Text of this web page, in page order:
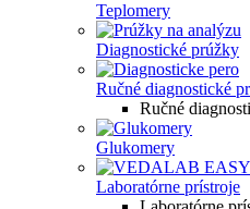
Teplomery
Diagnostické prúžky
Ručné diagnostické
Ručné
Glukomery
Laboratórne prístroje